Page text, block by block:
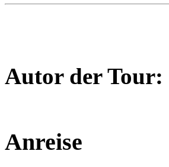
Autor der Tour:
Anreise